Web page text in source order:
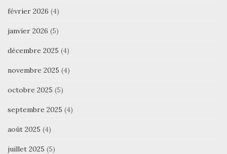
février 2026 (4)
janvier 2026 (5)
décembre 2025 (4)
novembre 2025 (4)
octobre 2025 (5)
septembre 2025 (4)
août 2025 (4)
juillet 2025 (5)